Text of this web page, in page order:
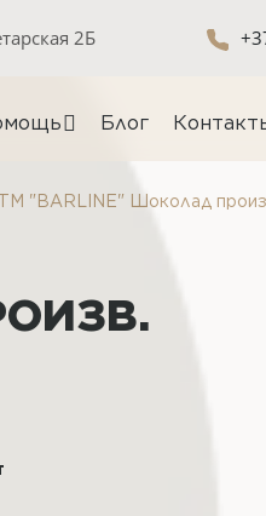
2Б
Блог
ТМ "BARLINE" Шоколад